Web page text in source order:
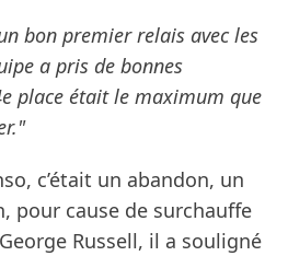
bon premier relais avec les
a pris de bonnes
place était le maximum que
c’était un abandon, un
pour cause de surchauffe
Russell, il a souligné